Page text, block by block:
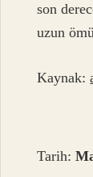
son
uzun
Kaynak:
Tarih: